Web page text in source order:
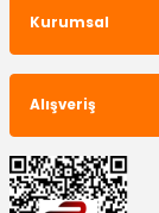
Kurumsal
Alışveriş